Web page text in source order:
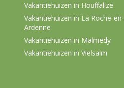
Vakantiehuizen in Houffalize
Vakantiehuizen in La Roche-en-
Ardenne
Vakantiehuizen in Malmedy
Vakantiehuizen in Vielsalm